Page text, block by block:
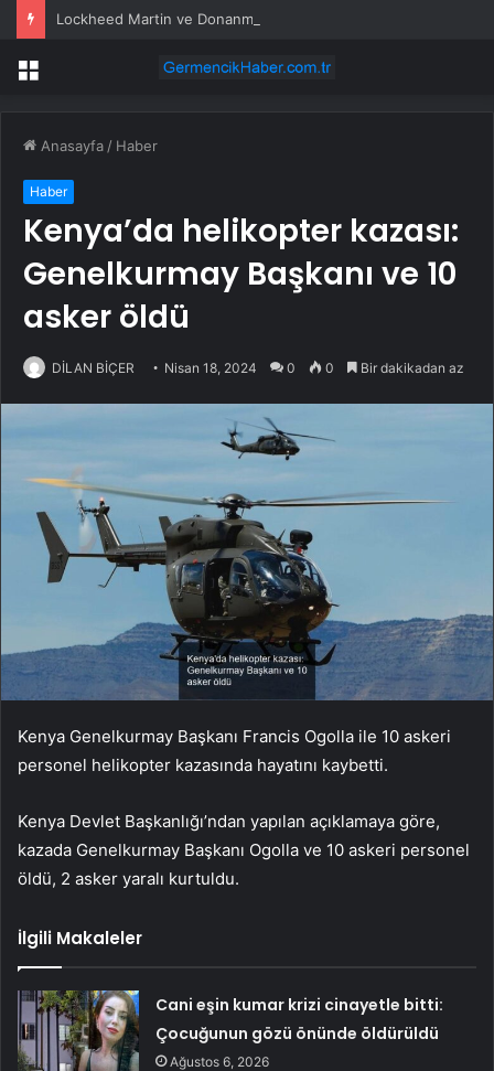
Menü
Anasayfa / Haber
Haber
Kenya’da helikopter kazası:
Genelkurmay Başkanı ve 10
asker öldü
DİLAN BİÇER Nisan 18, 2024 0 0 Bir dakikadan az
Kenya Genelkurmay Başkanı Francis Ogolla ile 10 askeri
personel helikopter kazasında hayatını kaybetti.
Kenya Devlet Başkanlığı’ndan yapılan açıklamaya göre,
kazada Genelkurmay Başkanı Ogolla ve 10 askeri personel
öldü, 2 asker yaralı kurtuldu.
İlgili Makaleler
Cani eşin kumar krizi cinayetle bitti:
Çocuğunun gözü önünde öldürüldü
Ağustos 6, 2026